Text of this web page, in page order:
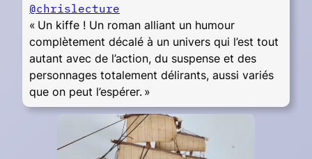
@chrislecture
« Un kiffe ! Un roman alliant un humour
complètement décalé à un univers qui l’est tout
autant avec de l’action, du suspense et des
personnages totalement délirants, aussi variés
que on peut l’espérer. »